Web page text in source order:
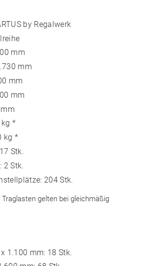
by Regalwerk
mm
mm
mm
mm
*
kg *
Stk.
2 Stk.
204 Stk.
gelten bei gleichmäßig
1.100 mm: 18 Stk.